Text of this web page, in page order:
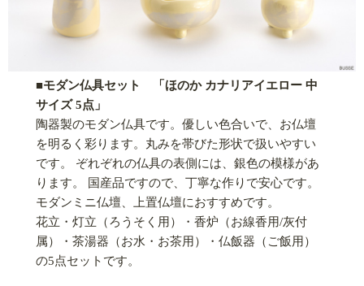
■モダン仏具セット 「ほのか カナリアイエロー 中
サイズ 5点」
陶器製のモダン仏具です。優しい色合いで、お仏壇
を明るく彩ります。丸みを帯びた形状で扱いやすい
です。 ぞれぞれの仏具の表側には、銀色の模様があ
ります。 国産品ですので、丁寧な作りで安心です。
モダンミニ仏壇、上置仏壇におすすめです。
花立・灯立（ろうそく用）・香炉（お線香用/灰付
属）・茶湯器（お水・お茶用）・仏飯器（ご飯用）
の5点セットです。